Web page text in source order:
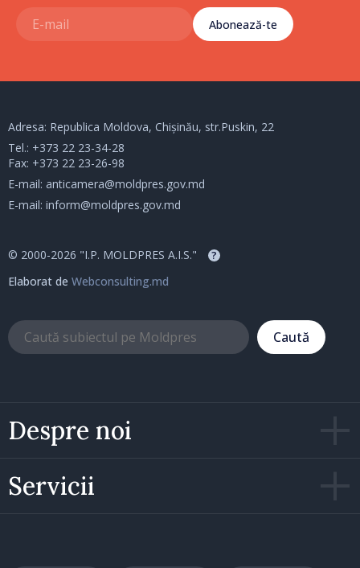
Abonează-te
Despre noi
Servicii
Adresa: Republica Moldova, Chișinău, str.Puskin, 22
Tel.: +373 22 23-34-28
Fax: +373 22 23-26-98
E-mail: anticamera@moldpres.gov.md
E-mail: inform@moldpres.gov.md
© 2000-2026 "I.P. MOLDPRES A.I.S." ?
Elaborat de Webconsulting.md
Caută